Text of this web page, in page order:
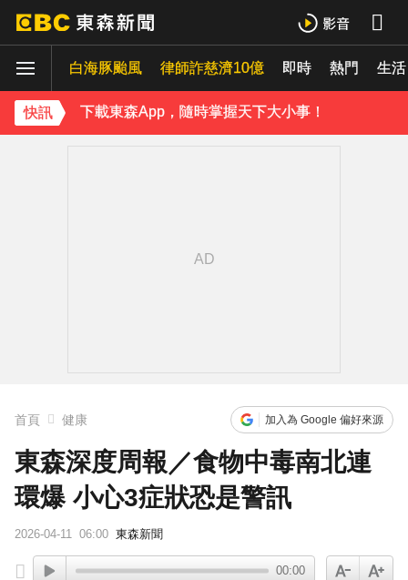
白海豚颱風 律師詐慈濟10億 即時 熱門 生活
快訊
42歲情色女星要結婚了！甜嫁「前職棒選手」浪漫告白：迅速奪走我的心
下載東森App，隨時掌握天下大小事！
首頁 健康 加入為 Google 偏好來源
東森深度周報／食物中毒南北連
環爆 小心3症狀恐是警訊
2026-04-11 06:00 東森新聞
00:00